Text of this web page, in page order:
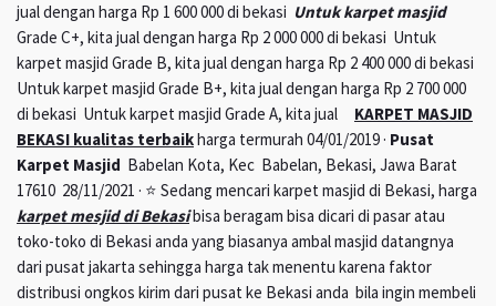
jual dengan harga Rp 1 600 000 di bekasi Untuk karpet masjid
Grade C+, kita jual dengan harga Rp 2 000 000 di bekasi Untuk
karpet masjid Grade B, kita jual dengan harga Rp 2 400 000 di bekasi
Untuk karpet masjid Grade B+, kita jual dengan harga Rp 2 700 000
di bekasi Untuk karpet masjid Grade A, kita jual KARPET MASJID
BEKASI kualitas terbaikharga termurah 04/01/2019 · Pusat
Karpet Masjid Babelan Kota, Kec Babelan, Bekasi, Jawa Barat
17610 28/11/2021 · ⭐ Sedang mencari karpet masjid di Bekasi, harga
karpet mesjid di Bekasibisa beragam bisa dicari di pasar atau
toko-toko di Bekasi anda yang biasanya ambal masjid datangnya
dari pusat jakarta sehingga harga tak menentu karena faktor
distribusi ongkos kirim dari pusat ke Bekasi anda bila ingin membeli